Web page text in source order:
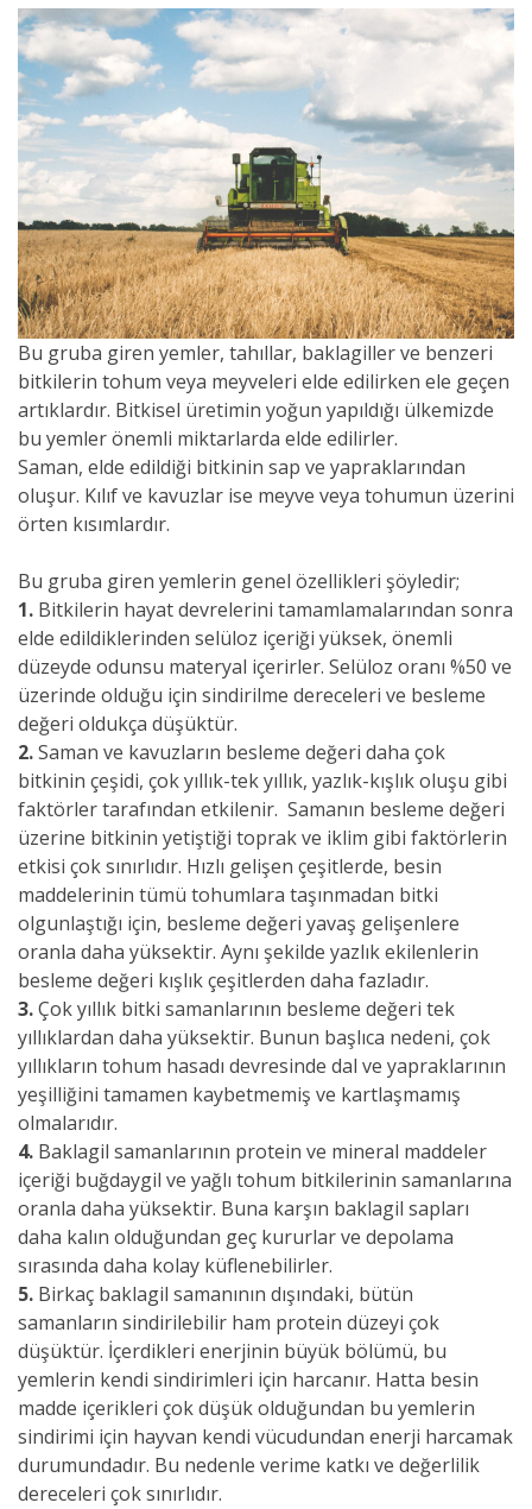
Bu gruba giren yemler, tahıllar, baklagiller ve benzeri
bitkilerin tohum veya meyveleri elde edilirken ele geçen
artıklardır. Bitkisel üretimin yoğun yapıldığı ülkemizde
bu yemler önemli miktarlarda elde edilirler.
Saman, elde edildiği bitkinin sap ve yapraklarından
oluşur. Kılıf ve kavuzlar ise meyve veya tohumun üzerini
örten kısımlardır.
Bu gruba giren yemlerin genel özellikleri şöyledir;
1. Bitkilerin hayat devrelerini tamamlamalarından sonra
elde edildiklerinden selüloz içeriği yüksek, önemli
düzeyde odunsu materyal içerirler. Selüloz oranı %50 ve
üzerinde olduğu için sindirilme dereceleri ve besleme
değeri oldukça düşüktür.
2.Saman ve kavuzların besleme değeri daha çok
bitkinin çeşidi, çok yıllık-tek yıllık, yazlık-kışlık oluşu gibi
faktörler tarafından etkilenir. Samanın besleme değeri
üzerine bitkinin yetiştiği toprak ve iklim gibi faktörlerin
etkisi çok sınırlıdır. Hızlı gelişen çeşitlerde, besin
maddelerinin tümü tohumlara taşınmadan bitki
olgunlaştığı için, besleme değeri yavaş gelişenlere
oranla daha yüksektir. Aynı şekilde yazlık ekilenlerin
besleme değeri kışlık çeşitlerden daha fazladır.
3.Çok yıllık bitki samanlarının besleme değeri tek
yıllıklardan daha yüksektir. Bunun başlıca nedeni, çok
yıllıkların tohum hasadı devresinde dal ve yapraklarının
yeşilliğini tamamen kaybetmemiş ve kartlaşmamış
olmalarıdır.
4. Baklagil samanlarının protein ve mineral maddeler
içeriği buğdaygil ve yağlı tohum bitkilerinin samanlarına
oranla daha yüksektir. Buna karşın baklagil sapları
daha kalın olduğundan geç kururlar ve depolama
sırasında daha kolay küflenebilirler.
5. Birkaç baklagil samanının dışındaki, bütün
samanların sindirilebilir ham protein düzeyi çok
düşüktür. İçerdikleri enerjinin büyük bölümü, bu
yemlerin kendi sindirimleri için harcanır. Hatta besin
madde içerikleri çok düşük olduğundan bu yemlerin
sindirimi için hayvan kendi vücudundan enerji harcamak
durumundadır. Bu nedenle verime katkı ve değerlilik
dereceleri çok sınırlıdır.